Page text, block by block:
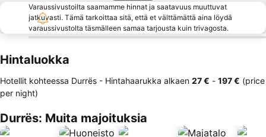
Varaussivustoilta saamamme hinnat ja saatavuus muuttuvat
jatkuvasti. Tämä tarkoittaa sitä, että et välttämättä aina löydä
varaussivustolta täsmälleen samaa tarjousta kuin trivagosta.
Hintaluokka
Hotellit kohteessa Durrës - Hintahaarukka alkaen ‎27 € - ‎197 € (price
per night)
Durrës: Muita majoituksia